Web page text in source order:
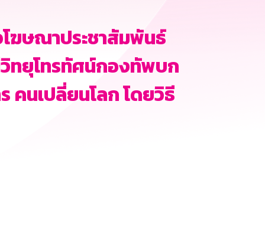
โฆษณาประชาสัมพันธ์
ทยุโทรทัศน์กองทัพบก
คนเปลี่ยนโลก โดยวิธี